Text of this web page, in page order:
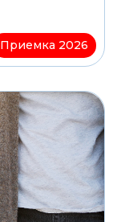
Приемка 2026